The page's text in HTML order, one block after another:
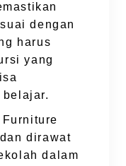
dengan
harus
yang
belajar.
Furniture
dirawat
dalam